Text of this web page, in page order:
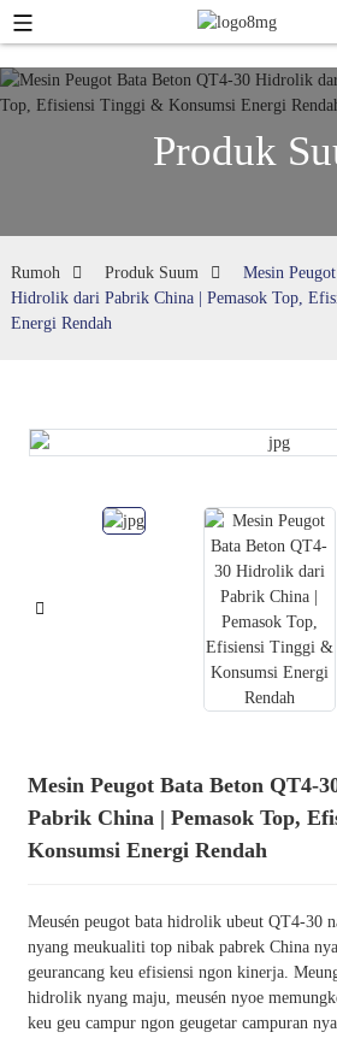
Produk
Rumoh Produk Suum
Mesin
Hidrolik dari Pabrik China | Pemasok Top,
Energi Rendah
Mesin Peugot Bata Beton QT4-
Pabrik China | Pemasok Top,
Konsumsi Energi Rendah
Meusén peugot bata hidrolik ubeut QT4-30
nyang meukualiti top nibak pabrek China
geurancang keu efisiensi ngon kinerja.
hidrolik nyang maju, meusén nyoe
keu geu campur ngon geugetar campuran